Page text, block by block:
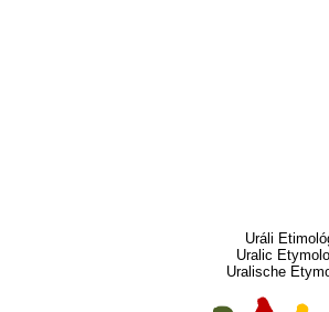
Uráli
Uralic
Uralische